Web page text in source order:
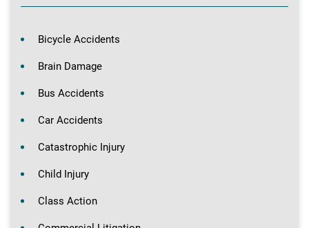
Bicycle Accidents
Brain Damage
Bus Accidents
Car Accidents
Catastrophic Injury
Child Injury
Class Action